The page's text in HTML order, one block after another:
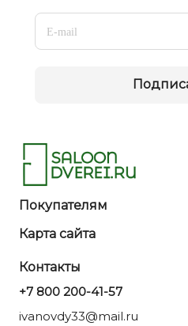
Покупателям
Карта сайта
Контакты
+7 800 200-41-57
ivanovdy33@mail.ru